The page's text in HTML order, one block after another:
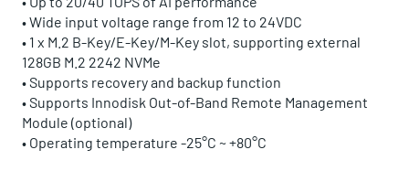
• Wide input voltage range from 12 to 24VDC
• 1 x M.2 B-Key/E-Key/M-Key slot, supporting external
128GB M.2 2242 NVMe
• Supports recovery and backup function
• Supports Innodisk Out-of-Band Remote Management
Module (optional)
• Operating temperature -25°C ~ +80°C